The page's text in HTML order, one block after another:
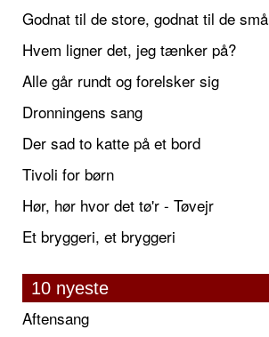
Godnat til de store, godnat til de små
Hvem ligner det, jeg tænker på?
Alle går rundt og forelsker sig
Dronningens sang
Der sad to katte på et bord
Tivoli for børn
Hør, hør hvor det tø'r - Tøvejr
Et bryggeri, et bryggeri
10 nyeste
Aftensang